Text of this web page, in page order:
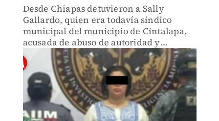
Desde Chiapas detuvieron a Sally
Gallardo, quien era todavía síndico
municipal del municipio de Cintalapa,
acusada de abuso de autoridad y
también de tener una situación en
contra del sistema Estatal de Seguridad
Pública.